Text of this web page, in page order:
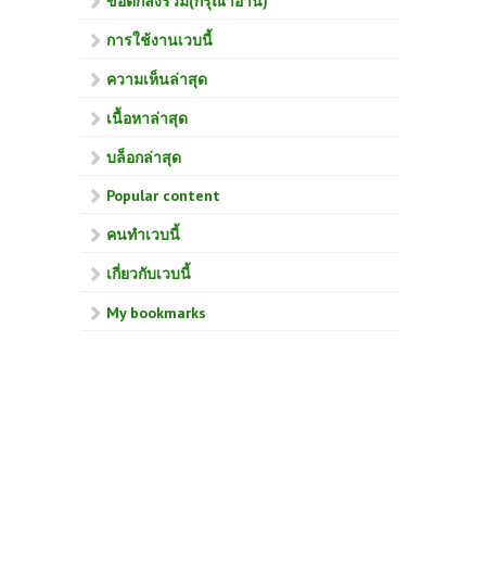
การใช้งานเวบนี้
ความเห็นล่าสุด
เนื้อหาล่าสุด
บล็อกล่าสุด
Popular content
คนทำเวบนี้
เกี่ยวกับเวบนี้
My bookmarks